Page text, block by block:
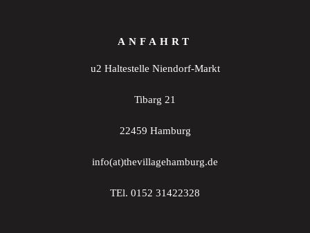
ANFAHRT
u2 Haltestelle Niendorf-Markt
Tibarg 21
22459 Hamburg
info(at)thevillagehamburg.de
TEl. 0152 31422328